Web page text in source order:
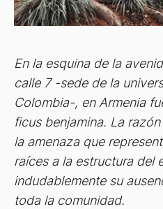
En la esquina de la
calle 7 -sede de la
Colombia-, en Armenia
ficus benjamina. La
la amenaza que
raíces a la estructura del
indudablemente su
toda la comunidad.